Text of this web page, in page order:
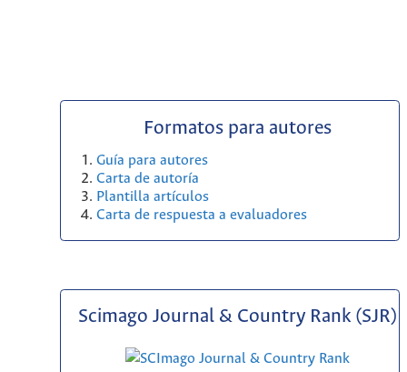
Formatos para autores
Guía para autores
Carta de autoría
Plantilla artículos
Carta de respuesta a evaluadores
Scimago Journal & Country Rank (SJR)